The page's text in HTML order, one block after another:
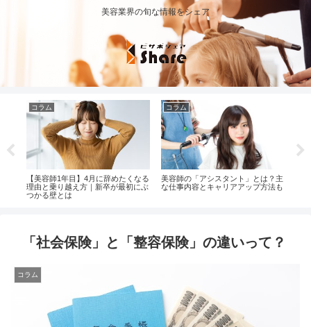
美容業界の旬な情報をシェア
コラム
【美容師1年目】4月に辞めたくなる
理由と乗り越え方｜新卒が最初にぶ
つかる壁とは
コラム
美容師の「アシスタント」とは？主
な仕事内容とキャリアアップ方法も
「社会保険」と「整容保険」の違いって？
コラム